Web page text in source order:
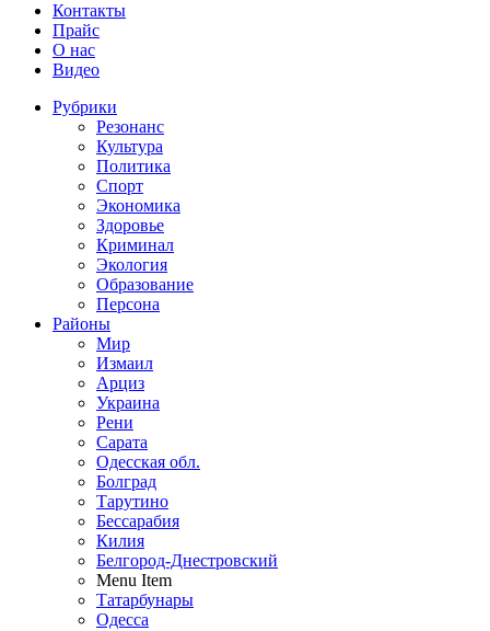
Контакты
Прайс
О нас
Видео
Рубрики
Резонанс
Культура
Политика
Спорт
Экономика
Здоровье
Криминал
Экология
Образование
Персона
Районы
Мир
Измаил
Арциз
Украина
Рени
Сарата
Одесская обл.
Болград
Тарутино
Бессарабия
Килия
Белгород-Днестровский
Menu Item
Татарбунары
Одесса